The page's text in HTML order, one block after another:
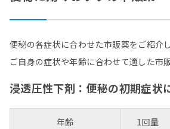
便秘の各症状に合わせた市販薬をご紹介し
ご自身の症状や年齢に合わせて適した市
浸透圧性下剤：便秘の初期症状
年齢 1回量